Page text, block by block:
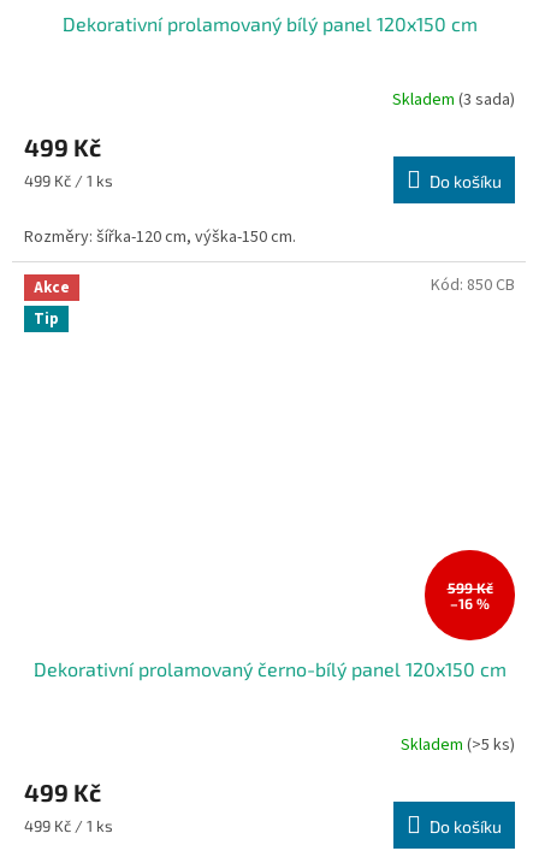
Dekorativní prolamovaný bílý panel 120x150 cm
Skladem (3 sada)
499 Kč
Měrná
499 Kč / 1 ks Do košíku
Rozměry: šířka-120 cm, výška-150 cm.
Akce
Tip
599 Kč
–16 %
Dekorativní prolamovaný černo-bílý panel 120x150 cm
Skladem (>5 ks)
499 Kč
Měrná
499 Kč / 1 ks Do košíku
Kód: 850 CB